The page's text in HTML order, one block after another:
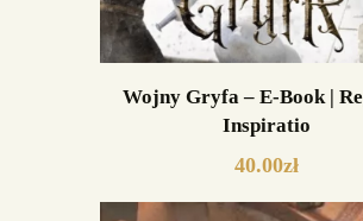
Wojny Gryfa – E-Book |
Inspiratio
40.00zł